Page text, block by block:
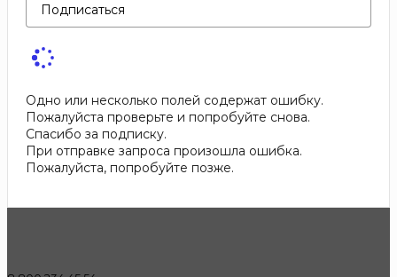
Подписаться
Одно или несколько полей содержат ошибку.
Пожалуйста проверьте и попробуйте снова.
Спасибо за подписку.
При отправке запроса произошла ошибка.
Пожалуйста, попробуйте позже.